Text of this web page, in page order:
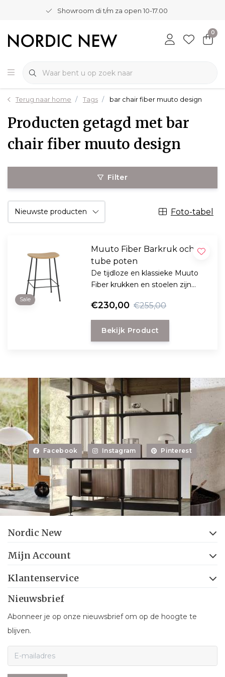
Showroom di t/m za open 10-17.00
0
Terug naar home Tags bar chair fiber muuto design
Producten getagd met bar
chair fiber muuto design
Filter
Foto-tabel
Sale
Muuto Fiber Barkruk ochre,
tube poten
De tijdloze en klassieke Muuto
Fiber krukken en stoelen zijn
onderdelen en het resultaat is
een perfecte mix van een
harmonieus uiterlijk en prima
comfort.
€230,00 €255,00
Bekijk Product
Facebook Instagram Pinterest
Nordic New
Mijn Account
Klantenservice
Nieuwsbrief
Abonneer je op onze nieuwsbrief om op de hoogte te
blijven.